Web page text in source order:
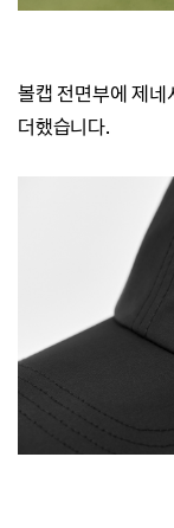
볼캡 전면부에 제네
더했습니다.